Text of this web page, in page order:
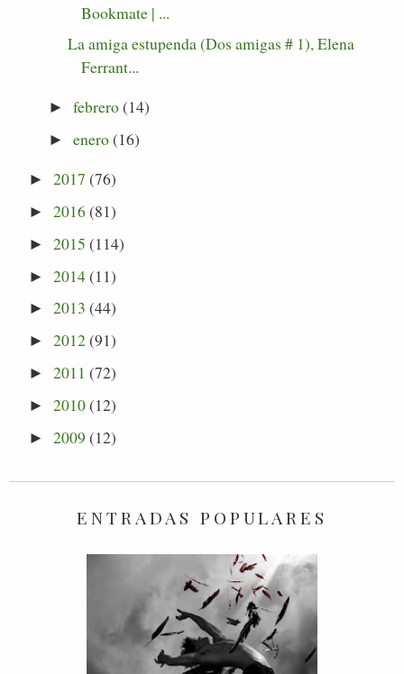
Bookmate | ...
La amiga estupenda (Dos amigas # 1), Elena
Ferrant...
► febrero(14)
► enero(16)
►2017 (76)
►2016(81)
►2015 (114)
►2014(11)
►2013 (44)
►2012(91)
►2011 (72)
►2010(12)
►2009 (12)
ENTRADAS POPULARES